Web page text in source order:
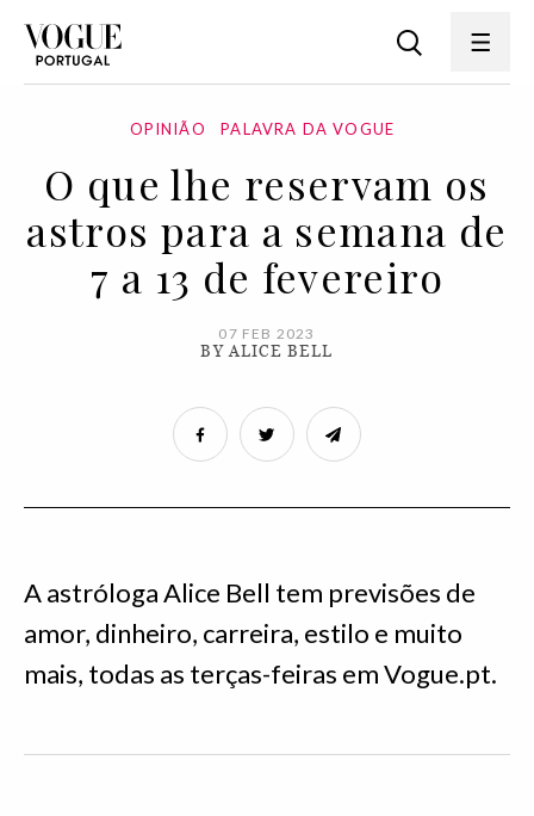
OPINIÃO PALAVRA DA VOGUE
O que lhe reservam os
astros para a semana de
7 a 13 de fevereiro
07 FEB 2023
BY ALICE BELL
A astróloga Alice Bell tem previsões de
amor, dinheiro, carreira, estilo e muito
mais, todas as terças-feiras em Vogue.pt.